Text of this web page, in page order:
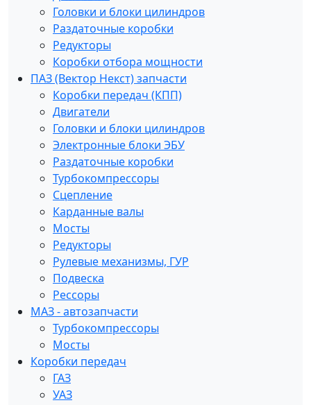
Головки и блоки цилиндров
Раздаточные коробки
Редукторы
Коробки отбора мощности
ПАЗ (Вектор Некст) запчасти
Коробки передач (КПП)
Двигатели
Головки и блоки цилиндров
Электронные блоки ЭБУ
Раздаточные коробки
Турбокомпрессоры
Сцепление
Карданные валы
Мосты
Редукторы
Рулевые механизмы, ГУР
Подвеска
Рессоры
МАЗ - автозапчасти
Турбокомпрессоры
Мосты
Коробки передач
ГАЗ
УАЗ